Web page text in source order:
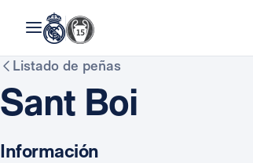
Listado de peñas
Sant Boi
Información